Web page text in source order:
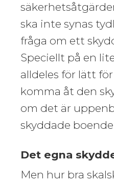
ska inte synas
fråga om ett
Speciellt på en
alldeles för lätt
komma åt den
om det är
skyddade
Det egna
Men hur bra